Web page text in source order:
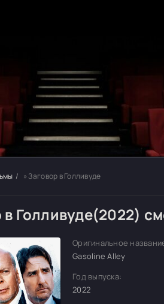
» Заговор в Голливуде
в Голливуде(2022)
Оригинальное
Gasoline Alley
Год выпуска:
2022